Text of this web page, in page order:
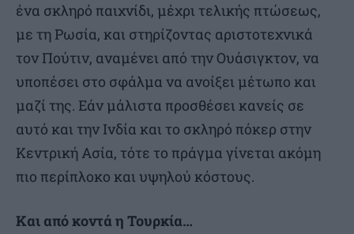
ένα σκληρό παιχνίδι, μέχρι τελικής πτώσεως,
με τη Ρωσία, και στηρίζοντας αριστοτεχνικά
τον Πούτιν, αναμένει από την Ουάσιγκτον, να
υποπέσει στο σφάλμα να ανοίξει μέτωπο και
μαζί της. Εάν μάλιστα προσθέσει κανείς σε
αυτό και την Ινδία και το σκληρό πόκερ στην
Κεντρική Ασία, τότε το πράγμα γίνεται ακόμη
πιο περίπλοκο και υψηλού κόστους.
Και από κοντά η Τουρκία…